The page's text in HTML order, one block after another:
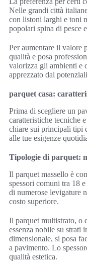
Nelle grandi città
con listoni larghi e toni
popolari spina di pesce
Per aumentare il valore
qualità e posa
valorizza gli ambienti e
apprezzato dai
parquet casa:
Prima di scegliere un
caratteristiche tecniche
chiare sui principali tipi
alle tue esigenze
Tipologie di parquet:
Il parquet massello è
spessori comuni tra 18
di numerose levigature
costo superiore.
Il parquet multistrato, o
essenza nobile su strati
dimensionale, si posa
a pavimento. Lo
qualità estetica.